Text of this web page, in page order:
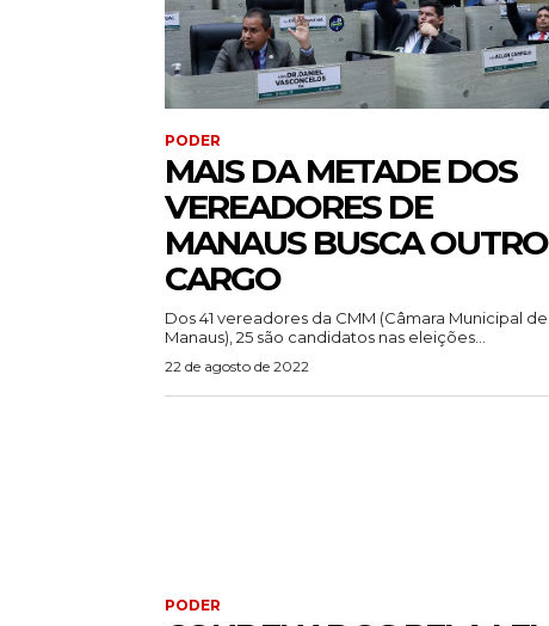
PODER
MAIS DA METADE DOS
VEREADORES DE
MANAUS BUSCA OUTRO
CARGO
Dos 41 vereadores da CMM (Câmara Municipal de
Manaus), 25 são candidatos nas eleições...
22 de agosto de 2022
PODER